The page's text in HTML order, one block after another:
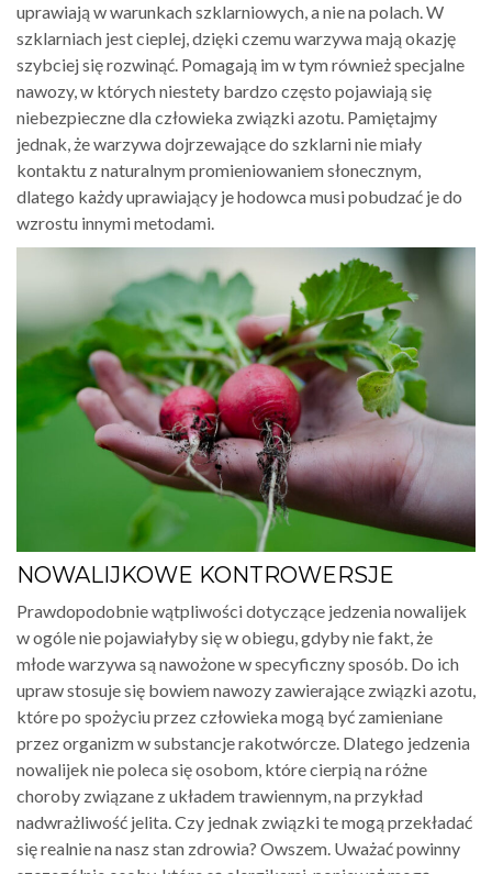
uprawiają w warunkach szklarniowych, a nie na polach. W
szklarniach jest cieplej, dzięki czemu warzywa mają okazję
szybciej się rozwinąć. Pomagają im w tym również specjalne
nawozy, w których niestety bardzo często pojawiają się
niebezpieczne dla człowieka związki azotu. Pamiętajmy
jednak, że warzywa dojrzewające do szklarni nie miały
kontaktu z naturalnym promieniowaniem słonecznym,
dlatego każdy uprawiający je hodowca musi pobudzać je do
wzrostu innymi metodami.
NOWALIJKOWE KONTROWERSJE
Prawdopodobnie wątpliwości dotyczące jedzenia nowalijek
w ogóle nie pojawiałyby się w obiegu, gdyby nie fakt, że
młode warzywa są nawożone w specyficzny sposób. Do ich
upraw stosuje się bowiem nawozy zawierające związki azotu,
które po spożyciu przez człowieka mogą być zamieniane
przez organizm w substancje rakotwórcze. Dlatego jedzenia
nowalijek nie poleca się osobom, które cierpią na różne
choroby związane z układem trawiennym, na przykład
nadwrażliwość jelita. Czy jednak związki te mogą przekładać
się realnie na nasz stan zdrowia? Owszem. Uważać powinny